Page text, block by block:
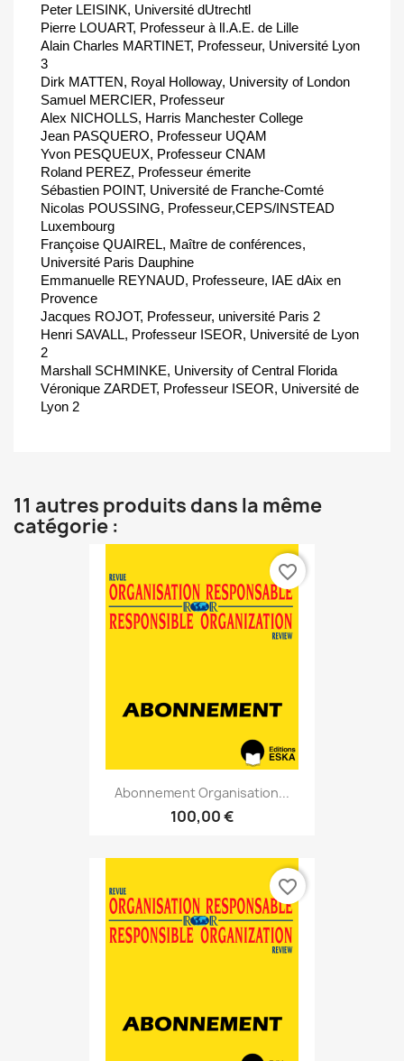
Peter LEISINK, Université dUtrechtl
Pierre LOUART, Professeur à lI.A.E. de Lille
Alain Charles MARTINET, Professeur, Université Lyon
3
Dirk MATTEN, Royal Holloway, University of London
Samuel MERCIER, Professeur
Alex NICHOLLS, Harris Manchester College
Jean PASQUERO, Professeur UQAM
Yvon PESQUEUX, Professeur CNAM
Roland PEREZ, Professeur émerite
Sébastien POINT, Université de Franche-Comté
Nicolas POUSSING, Professeur,CEPS/INSTEAD
Luxembourg
Françoise QUAIREL, Maître de conférences,
Université Paris Dauphine
Emmanuelle REYNAUD, Professeure, IAE dAix en
Provence
Jacques ROJOT, Professeur, université Paris 2
Henri SAVALL, Professeur ISEOR, Université de Lyon
2
Marshall SCHMINKE, University of Central Florida
Véronique ZARDET, Professeur ISEOR, Université de
Lyon 2
11 autres produits dans la même
catégorie :
Abonnement Organisation...
100,00 €
favorite_border
favorite_border